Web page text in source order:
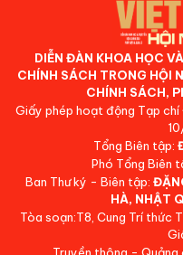
DIỄN ĐÀN KHOA HỌC
CHÍNH SÁCH TRONG HỘI
CHÍNH SÁCH,
Giấy phép hoạt động Tạp
Tổng Biên tập:
Phó Tổng Biên
Ban Thư ký - Biên tập:
HÀ, NHẬT
Tòa soạn:T8, Cung Trí thức